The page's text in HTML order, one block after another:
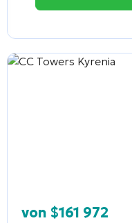
von $161 972